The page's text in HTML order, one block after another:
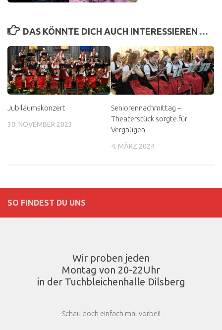
DAS KÖNNTE DICH AUCH INTERESSIEREN …
Jubiläumskonzert
30. NOVEMBER 2023
Seniorennachmittag –
Theaterstück sorgte für
Vergnügen
4. MÄRZ 2024
SO FINDEST DU UNS
Wir proben jeden
Montag von 20-22Uhr
in der Tuchbleichenhalle Dilsberg
-Schau doch einfach mal vorbei!-